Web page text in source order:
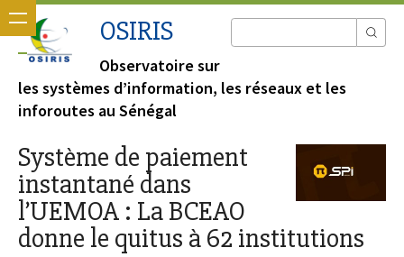
OSIRIS
Observatoire sur
les systèmes d’information, les réseaux et les
inforoutes au Sénégal
Système de paiement
instantané dans
l’UEMOA : La BCEAO
donne le quitus à 62 institutions